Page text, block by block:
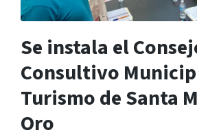
Se instala el
Consultivo
Turismo de Santa
Oro